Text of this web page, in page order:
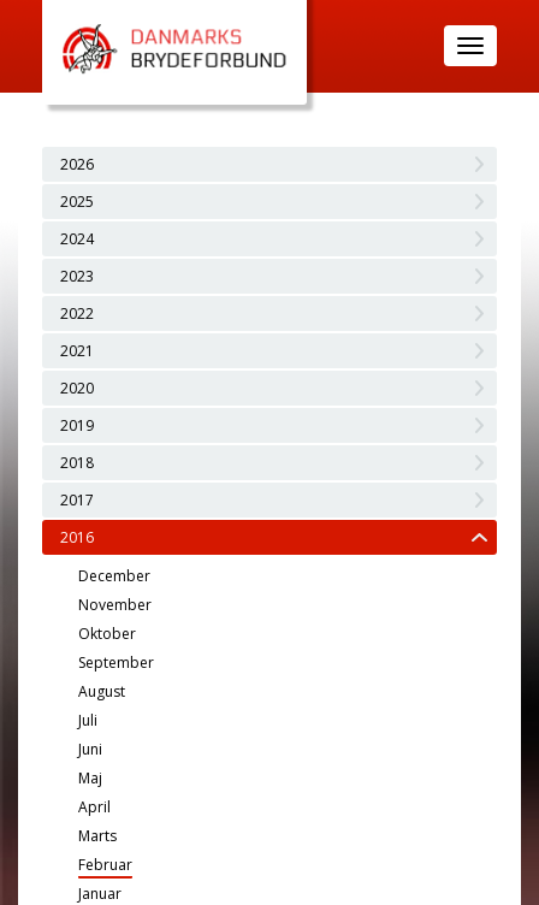
Toggle
navigation
2026
2025
2024
2023
2022
2021
2020
2019
2018
2017
2016
December
November
Oktober
September
August
Juli
Juni
Maj
April
Marts
Februar
Januar